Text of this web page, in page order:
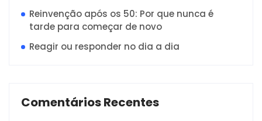
Reinvenção após os 50: Por que nunca é
tarde para começar de novo
Reagir ou responder no dia a dia
Comentários Recentes